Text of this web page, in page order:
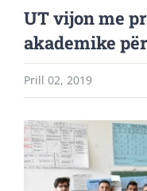
UT vijon me
akademike
Prill 02, 2019
View
Larger
Image